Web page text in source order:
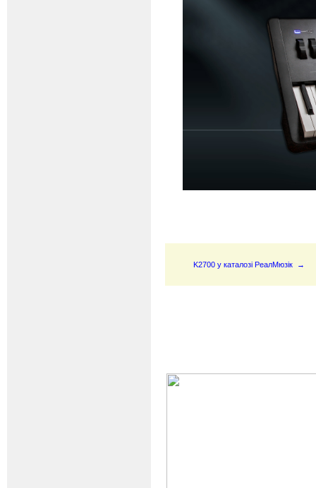
K2700 у каталозі РеалМюзік →